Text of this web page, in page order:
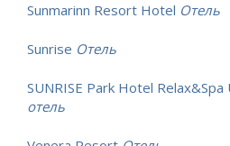
Sunmarinn Resort Hotel Отель
Sunrise Отель
SUNRISE Park Hotel Relax&Spa
отель